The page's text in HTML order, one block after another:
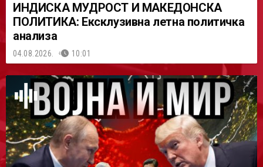
ИНДИСКА МУДРОСТ И МАКЕДОНСКА
ПОЛИТИКА: Ексклузивна летна политичка
анализа
04.08.2026. 10:01